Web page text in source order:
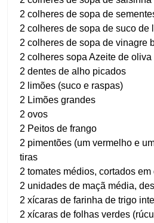
2 colheres de sopa de
2 colheres de sopa de suco de
2 colheres de sopa de vinagre
2 colheres sopa Azeite de oliva
2 dentes de alho picados
2 limões (suco e raspas)
2 Limões grandes
2 ovos
2 Peitos de frango
2 pimentões (um vermelho e
tiras
2 tomates médios, cortados em
2 unidades de maçã média,
2 xícaras de farinha de trigo
2 xícaras de folhas verdes